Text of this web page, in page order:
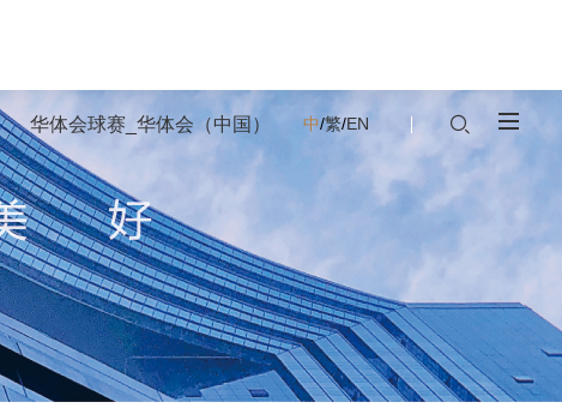
华体会球赛_华体会（中国） 中/繁/EN